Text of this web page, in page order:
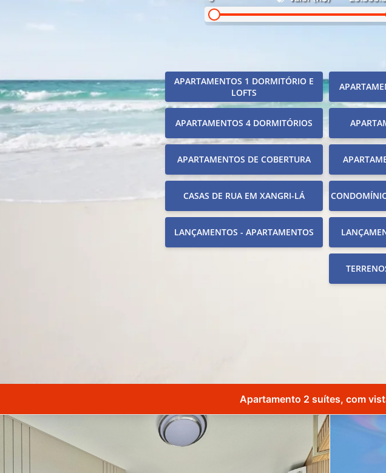
APARTAMENTOS 1 DORMITÓRIO E
LOFTS
APARTAMENTOS 4 DORMITÓRIOS
APARTAMENTOS DE COBERTURA
CASAS DE RUA EM XANGRI-LÁ
LANÇAMENTOS - APARTAMENTOS
Apartamento 2 suítes, com